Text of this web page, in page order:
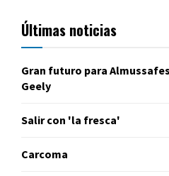
Últimas noticias
Gran futuro para
Geely
Salir con 'la fresca'
Carcoma